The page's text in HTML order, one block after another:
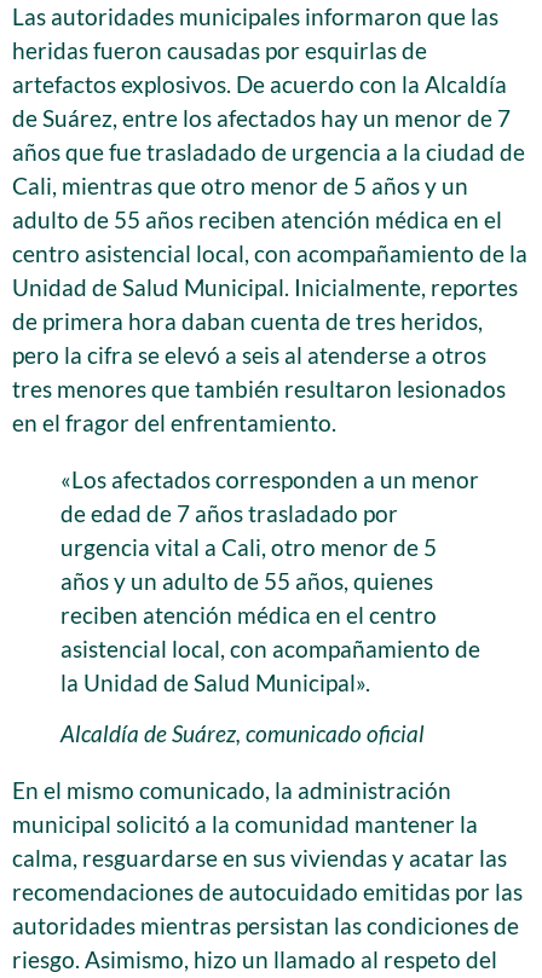
Las autoridades municipales informaron que las
heridas fueron causadas por esquirlas de
artefactos explosivos. De acuerdo con la Alcaldía
de Suárez, entre los afectados hay un menor de 7
años que fue trasladado de urgencia a la ciudad de
Cali, mientras que otro menor de 5 años y un
adulto de 55 años reciben atención médica en el
centro asistencial local, con acompañamiento de la
Unidad de Salud Municipal. Inicialmente, reportes
de primera hora daban cuenta de tres heridos,
pero la cifra se elevó a seis al atenderse a otros
tres menores que también resultaron lesionados
en el fragor del enfrentamiento.
«Los afectados corresponden a un menor
de edad de 7 años trasladado por
urgencia vital a Cali, otro menor de 5
años y un adulto de 55 años, quienes
reciben atención médica en el centro
asistencial local, con acompañamiento de
la Unidad de Salud Municipal».
Alcaldía de Suárez, comunicado oficial
En el mismo comunicado, la administración
municipal solicitó a la comunidad mantener la
calma, resguardarse en sus viviendas y acatar las
recomendaciones de autocuidado emitidas por las
autoridades mientras persistan las condiciones de
riesgo. Asimismo, hizo un llamado al respeto del